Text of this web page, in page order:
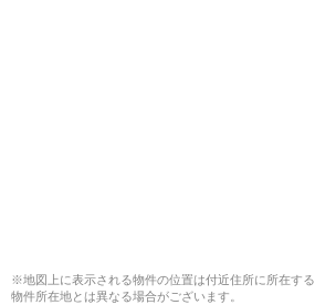
※地図上に表示される物件の位置は付近住所に所在す
物件所在地とは異なる場合がございます。